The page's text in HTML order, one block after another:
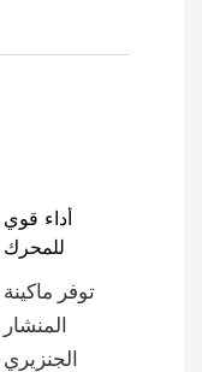
أداء قوي
للمحرك
توفر ماكينة
المنشار
الجنزيري